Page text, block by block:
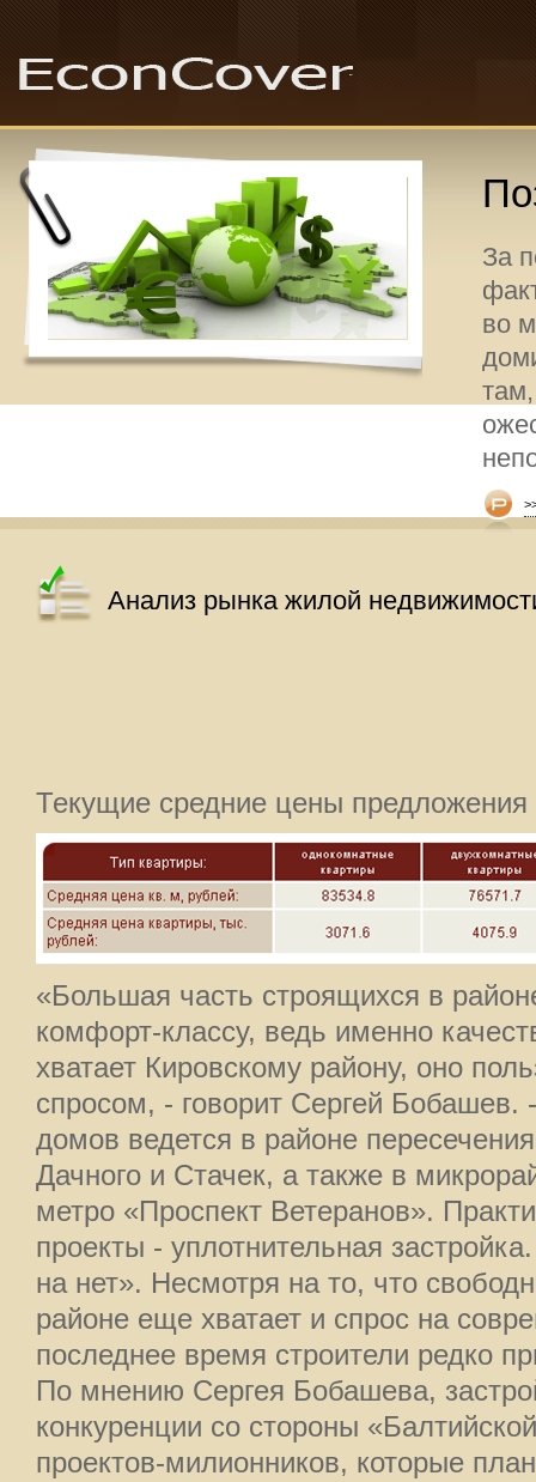
За
во
Анализ рынка жилой
Текущие средние цены
«Большая часть строящихся в
комфорт-классу, ведь именно
хватает Кировскому району, оно
спросом, - говорит Сергей Бобашев.
домов ведется в районе
Дачного и Стачек, а также в
метро «Проспект Ветеранов».
проекты - уплотнительная
на нет». Несмотря на то, что
районе еще хватает и спрос на
последнее время строители редко
По мнению Сергея Бобашева,
конкуренции со стороны
проектов-милионников, которые